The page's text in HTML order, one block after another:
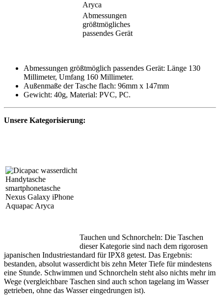
Abmessungen
größtmögliches
passendes Gerät
Abmessungen größtmöglich passendes Gerät: Länge 130
Millimeter, Umfang 160 Millimeter.
Außenmaße der Tasche flach: 96mm x 147mm
Gewicht: 40g, Material: PVC, PC.
Unsere Kategorisierung:
Tauchen und Schnorcheln: Die Taschen
dieser Kategorie sind nach dem rigorosen
japanischen Industriestandard für IPX8 getest. Das Ergebnis:
bestanden, absolut wasserdicht bis zehn Meter Tiefe für mindestens
eine Stunde. Schwimmen und Schnorcheln steht also nichts mehr im
Wege (vergleichbare Taschen sind auch schon tagelang im Wasser
getrieben, ohne das Wasser eingedrungen ist).